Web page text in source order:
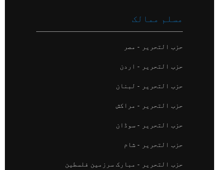
مسلم ممالک
حزب التحریر - مصر
حزب التحریر - اردن
حزب التحریر - لبنان
حزب التحریر - مراکش
حزب التحریر - سوڈان
حزب التحریر - شام
حزب التحریر - مبارک سرزمین فلسطین